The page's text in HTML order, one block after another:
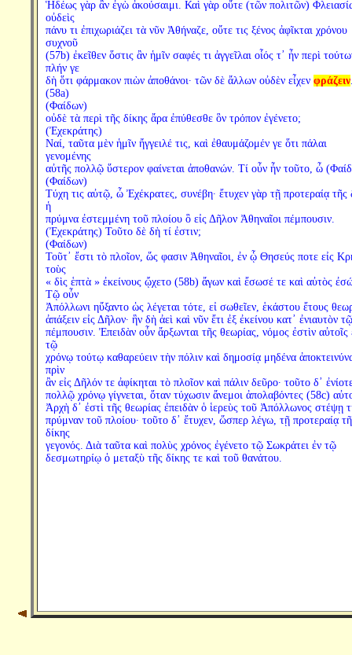
Ἡδέως γὰρ ἂν ἐγὼ ἀκούσαιμι. Καὶ γὰρ οὔτε (τῶν πολιτῶν)
οὐδεὶς
πάνυ τι ἐπιχωριάζει τὰ νῦν Ἀθήναζε, οὔτε τις ξένος ἀφῖκται χρόνου
συχνοῦ
(57b) ἐκεῖθεν ὅστις ἂν ἡμῖν σαφές τι ἀγγεῖλαι οἷός τ᾽ ἦν περὶ
πλήν γε
δὴ ὅτι φάρμακον πιὼν ἀποθάνοι· τῶν δὲ ἄλλων οὐδὲν εἶχεν φράζειν
(58a)
(Φαίδων)
οὐδὲ τὰ περὶ τῆς δίκης ἄρα ἐπύθεσθε ὃν τρόπον ἐγένετο;
(Ἐχεκράτης)
Ναί, ταῦτα μὲν ἡμῖν ἤγγειλέ τις, καὶ ἐθαυμάζομέν γε ὅτι πάλαι
γενομένης
αὐτῆς πολλῷ ὕστερον φαίνεται ἀποθανών. Τί οὖν ἦν τοῦτο, ὦ
(Φαίδων)
Τύχη τις αὐτῷ, ὦ Ἐχέκρατες, συνέβη· ἔτυχεν γὰρ τῇ προτεραίᾳ τῆς
ἡ
πρύμνα ἐστεμμένη τοῦ πλοίου ὃ εἰς Δῆλον Ἀθηναῖοι πέμπουσιν.
(Ἐχεκράτης) Τοῦτο δὲ δὴ τί ἐστιν;
(Φαίδων)
Τοῦτ᾽ ἔστι τὸ πλοῖον, ὥς φασιν Ἀθηναῖοι, ἐν ᾧ Θησεύς ποτε εἰς
τοὺς
« δὶς ἑπτὰ » ἐκείνους ᾤχετο (58b) ἄγων καὶ ἔσωσέ τε καὶ αὐτὸς
Τῷ οὖν
Ἀπόλλωνι ηὔξαντο ὡς λέγεται τότε, εἰ σωθεῖεν, ἑκάστου ἔτους
ἀπάξειν εἰς Δῆλον· ἣν δὴ ἀεὶ καὶ νῦν ἔτι ἐξ ἐκείνου κατ᾽ ἐνιαυτὸν
πέμπουσιν. Ἐπειδὰν οὖν ἄρξωνται τῆς θεωρίας, νόμος ἐστὶν αὐτοῖς
τῷ
χρόνῳ τούτῳ καθαρεύειν τὴν πόλιν καὶ δημοσίᾳ μηδένα
πρὶν
ἂν εἰς Δῆλόν τε ἀφίκηται τὸ πλοῖον καὶ πάλιν δεῦρο· τοῦτο δ᾽
πολλῷ χρόνῳ γίγνεται, ὅταν τύχωσιν ἄνεμοι ἀπολαβόντες (58c)
Ἀρχὴ δ᾽ ἐστὶ τῆς θεωρίας ἐπειδὰν ὁ ἱερεὺς τοῦ Ἀπόλλωνος στέψῃ
πρύμναν τοῦ πλοίου· τοῦτο δ᾽ ἔτυχεν, ὥσπερ λέγω, τῇ προτεραίᾳ
δίκης
γεγονός. Διὰ ταῦτα καὶ πολὺς χρόνος ἐγένετο τῷ Σωκράτει ἐν τῷ
δεσμωτηρίῳ ὁ μεταξὺ τῆς δίκης τε καὶ τοῦ θανάτου.